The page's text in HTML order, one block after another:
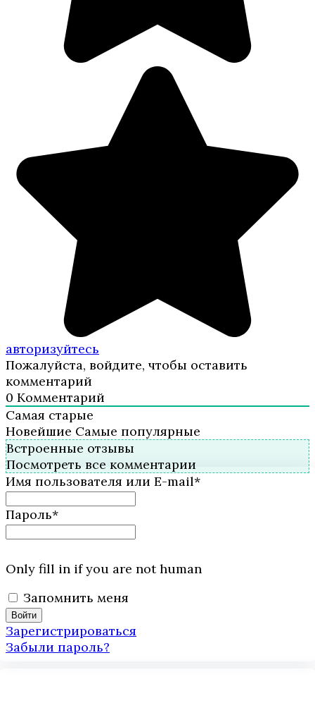
авторизуйтесь
Пожалуйста, войдите, чтобы оставить
комментарий
0 Комментарий
Самая старые
Новейшие Самые популярные
Встроенные отзывы
Посмотреть все комментарии
Имя пользователя или E-mail*
Пароль*
Only fill in if you are not human
Запомнить меня
Зарегистрироваться
Забыли пароль?